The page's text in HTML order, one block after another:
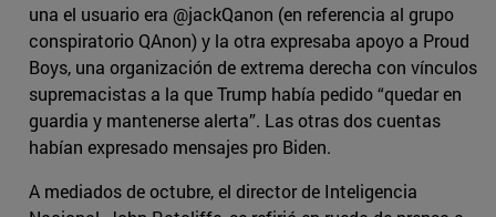
una el usuario era @jackQanon (en referencia al grupo
conspiratorio QAnon) y la otra expresaba apoyo a Proud
Boys, una organización de extrema derecha con vínculos
supremacistas a la que Trump había pedido “quedar en
guardia y mantenerse alerta”. Las otras dos cuentas
habían expresado mensajes pro Biden.
A mediados de octubre, el director de Inteligencia